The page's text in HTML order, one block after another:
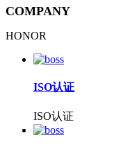
COMPANY
HONOR
ISO认证
ISO认证